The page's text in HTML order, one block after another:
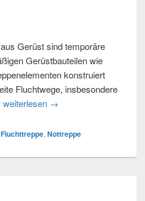
Gerüst sind temporäre
Gerüstbauteilen wie
konstruiert
Fluchtwege, insbesondere
weiterlesen Fluchttreppen in Cham
→
Fluchttreppe, Nottreppe